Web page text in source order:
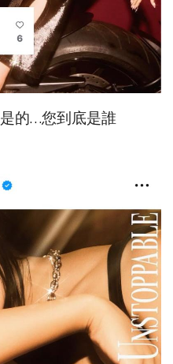
的…您到底是誰